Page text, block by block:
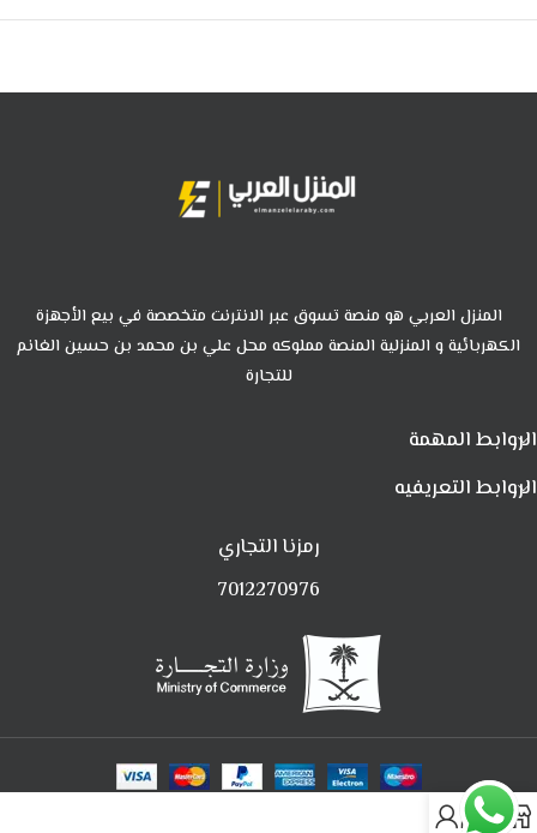
المنزل العربي هو منصة تسوق عبر الانترنت متخصصة في بيع الأجهزة
الكهربائية و المنزلية المنصة مملوكه محل علي بن محمد بن حسين الغانم
للتجارة
الروابط المهمة
الروابط التعريفيه
رمزنا التجاري
7012270976